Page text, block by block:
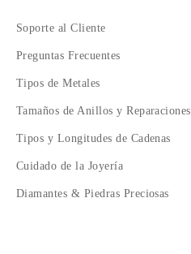
Soporte al Cliente
Preguntas Frecuentes
Tipos de Metales
Tamaños de Anillos y Reparaciones
Tipos y Longitudes de Cadenas
Cuidado de la Joyería
Diamantes & Piedras Preciosas